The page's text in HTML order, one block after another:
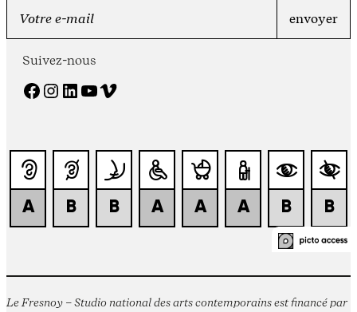
Suivez-nous
Facebook Instagram LinkedIn YouTube Vimeo
Le Fresnoy – Studio national des arts contemporains est financé par